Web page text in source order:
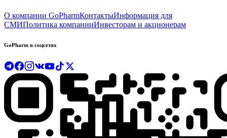
О компании GoPharmКонтактыИнформация для
СМИПолитика компанииИнвесторам и акционерам
GoPharm в соцсетях